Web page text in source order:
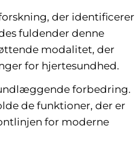
der identificerer
fuldender denne
modalitet, der
for hjertesundhed.
forbedring.
de funktioner, der er
for moderne